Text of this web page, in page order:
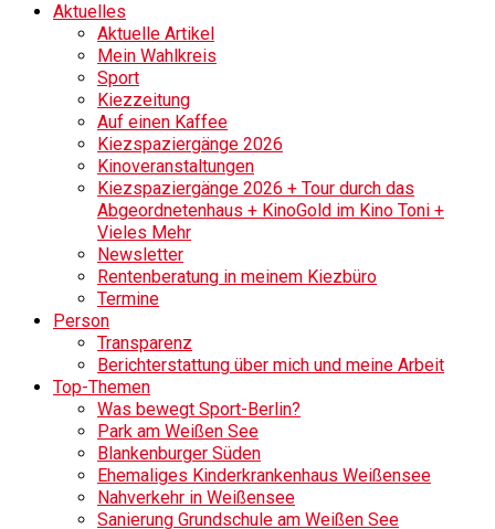
Aktuelles
Aktuelle Artikel
Mein Wahlkreis
Sport
Kiezzeitung
Auf einen Kaffee
Kiezspaziergänge 2026
Kinoveranstaltungen
Kiezspaziergänge 2026 + Tour durch das
Abgeordnetenhaus + KinoGold im Kino Toni +
Vieles Mehr
Newsletter
Rentenberatung in meinem Kiezbüro
Termine
Person
Transparenz
Berichterstattung über mich und meine Arbeit
Top-Themen
Was bewegt Sport-Berlin?
Park am Weißen See
Blankenburger Süden
Ehemaliges Kinderkrankenhaus Weißensee
Nahverkehr in Weißensee
Sanierung Grundschule am Weißen See